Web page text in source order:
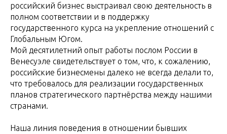
российский бизнес выстраивал свою деятельность в
полном соответствии и в поддержку
государственного курса на укрепление отношений с
Глобальным Югом.
Мой десятилетний опыт работы послом России в
Венесуэле свидетельствует о том, что, к сожалению,
российские бизнесмены далеко не всегда делали то,
что требовалось для реализации государственных
планов стратегического партнёрства между нашими
странами.
Наша линия поведения в отношении бывших